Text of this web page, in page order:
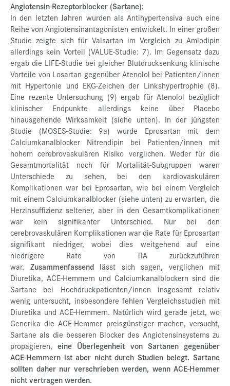
Angiotensin-Rezeptorblocker (Sartane):
In den letzten Jahren wurden als Antihypertensiva auch eine
Reihe von Angiotensinantagonisten entwickelt. In einer großen
Studie zeigte sich für Valsartan im Vergleich zu Amlodipin
allerdings kein Vorteil (VALUE-Studie: 7). Im Gegensatz dazu
ergab die LIFE-Studie bei gleicher Blutdrucksenkung klinische
Vorteile von Losartan gegenüber Atenolol bei Patienten/innen
mit Hypertonie und EKG-Zeichen der Linkshypertrophie (8).
Eine rezente Untersuchung (9) ergab für Atenolol bezüglich
klinischer Endpunkte allerdings keine über Placebo
hinausgehende Wirksamkeit (siehe unten). In der jüngsten
Studie (MOSES-Studie: 9a) wurde Eprosartan mit dem
Calciumkanalblocker Nitrendipin bei Patienten/innen mit
hohem cerebrovaskulären Risiko verglichen. Weder für die
Gesamtmortalität noch für Mortalität-Subgruppen waren
Unterschiede zu sehen, bei den kardiovaskulären
Komplikationen war bei Eprosartan, wie bei einem Vergleich
mit einem Calciumkanalblocker (siehe unten) zu erwarten, die
Herzinsuffizienz seltener, aber in den Gesamtkomplikationen
war kein signifikanter Unterschied. Nur bei den
cerebrovaskulären Komplikationen war die Rate für Eprosartan
signifikant niedriger, wobei dies weitgehend auf eine
niedrigere Rate von TIA zurückzuführen
war. Zusammenfassendlässt sich sagen, verglichen mit
Diuretika, ACE-Hemmern und Calciumkanalblockern sind die
Sartane bei Hochdruckpatienten/innen insgesamt relativ
wenig untersucht, insbesondere fehlen Vergleichsstudien mit
Diuretika und ACE-Hemmern. Natürlich wird gerade jetzt, wo
Generika die ACE-Hemmer preisgünstiger machen, versucht,
Sartane als die besseren Blocker des Angiotensinsystems zu
propagieren,eine Überlegenheit von Sartanen gegenüber
ACE-Hemmern ist aber nicht durch Studien belegt. Sartane
sollten daher nur verschrieben werden, wenn ACE-Hemmer
nicht vertragen werden.